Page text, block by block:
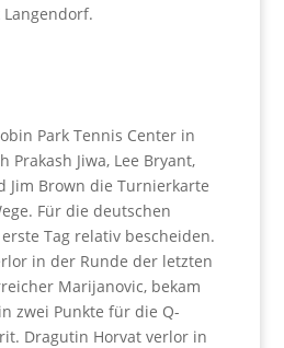
Park Tennis Center in
Prakash Jiwa, Lee Bryant,
Jim Brown die Turnierkarte
Für die deutschen
Tag relativ bescheiden.
in der Runde der letzten
Marijanovic, bekam
zwei Punkte für die Q-
Dragutin Horvat verlor in